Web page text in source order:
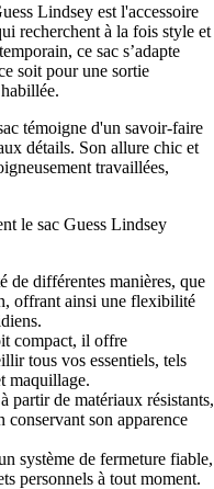
Lindsey est l'accessoire
recherchent à la fois style et
ce sac s’adapte
soit pour une sortie
témoigne d'un savoir-faire
détails. Son allure chic et
travaillées,
le sac Guess Lindsey
de différentes manières, que
offrant ainsi une flexibilité
compact, il offre
tous vos essentiels, tels
maquillage.
partir de matériaux résistants,
conservant son apparence
système de fermeture fiable,
personnels à tout moment.